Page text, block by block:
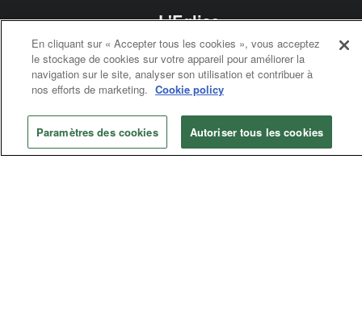
L'Eglise
La Conférence Générale
Le Conseil des Evêques
Le Haut-Conseil Judiciaire
La Table Connexionnelle
Conférence Annuelle
En cliquant sur « Accepter tous les cookies », vous acceptez
le stockage de cookies sur votre appareil pour améliorer la
navigation sur le site, analyser son utilisation et contribuer à
nos efforts de marketing. Cookie policy
Paramètres des cookies Autoriser tous les cookies